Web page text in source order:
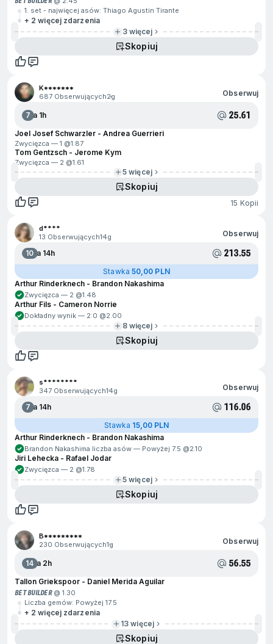
1. set - najwięcej asów: Thiago Agustin Tirante
+ 2 więcej zdarzenia
3 więcej
Skopiuj
K*******
687 Obserwujących2g Obserwuj
7Za 1h 25.61
Joel Josef Schwarzler - Andrea Guerrieri
Zwycięzca — 1 @1.87
Tom Gentzsch - Jerome Kym
Zwycięzca — 2 @1.61
5 więcej
Skopiuj
15 Kopii
d****
13 Obserwujących14g Obserwuj
10Za 14h 213.55
Stawka 50,00 PLN
Arthur Rinderknech - Brandon Nakashima
Zwycięzca — 2 @1.48
Arthur Fils - Cameron Norrie
Dokładny wynik — 2:0 @2.00
8 więcej
Skopiuj
s********
347 Obserwujących14g Obserwuj
7Za 14h 116.06
Stawka 15,00 PLN
Arthur Rinderknech - Brandon Nakashima
Brandon Nakashima liczba asów — Powyżej 7.5 @2.10
Jiri Lehecka - Rafael Jodar
Zwycięzca — 2 @1.78
5 więcej
Skopiuj
B*********
230 Obserwujących1g Obserwuj
14Za 2h 56.55
Tallon Griekspoor - Daniel Merida Aguilar
BET BUILDER@ 1.30
Liczba gemów: Powyżej 17.5
+ 2 więcej zdarzenia
13 więcej
Skopiuj